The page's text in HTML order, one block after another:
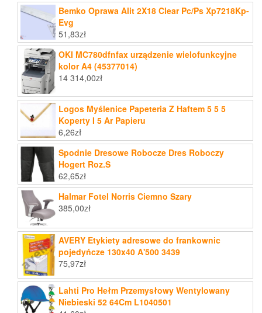
Bemko Oprawa Alit 2X18 Clear Pc/Ps Xp7218Kp-
Evg
51,83zł
OKI MC780dfnfax urządzenie wielofunkcyjne
kolor A4 (45377014)
14 314,00zł
Logos Myślenice Papeteria Z Haftem 5 5 5
Koperty I 5 Ar Papieru
6,26zł
Spodnie Dresowe Robocze Dres Roboczy
Hogert Roz.S
62,65zł
Halmar Fotel Norris Ciemno Szary
385,00zł
AVERY Etykiety adresowe do frankownic
pojedyńcze 130x40 A'500 3439
75,97zł
Lahti Pro Hełm Przemysłowy Wentylowany
Niebieski 52 64Cm L1040501